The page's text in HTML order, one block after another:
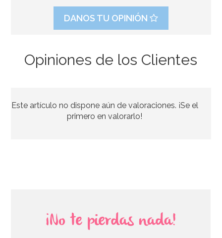
2,20€
DANOS TU OPINIÓN
Opiniones de los Clientes
Este artículo no dispone aún de valoraciones. ¡Se el
primero en valorarlo!
¡No te pierdas nada!